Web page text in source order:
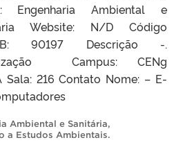
Engenharia Ambiental e
Website: N/D Código
90197 Descrição -.
Campus: CENg
216 Contato Nome: – E-
Ambiental e Sanitária,
a Estudos Ambientais.